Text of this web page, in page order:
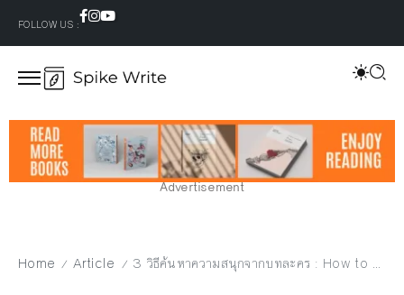
FOLLOW US :
Advertisement
Home / Article / 3 วิธีค้นหาความสนุกจากบทละคร : How to อ่านบทละครอย่างไร (ให้รอด)